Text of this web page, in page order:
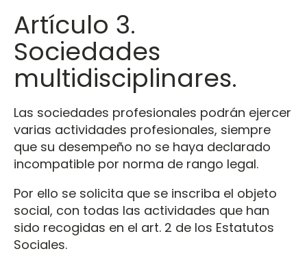
Artículo 3.
Sociedades
multidisciplinares.
Las sociedades profesionales podrán ejercer
varias actividades profesionales, siempre
que su desempeño no se haya declarado
incompatible por norma de rango legal.
Por ello se solicita que se inscriba el objeto
social, con todas las actividades que han
sido recogidas en el art. 2 de los Estatutos
Sociales.